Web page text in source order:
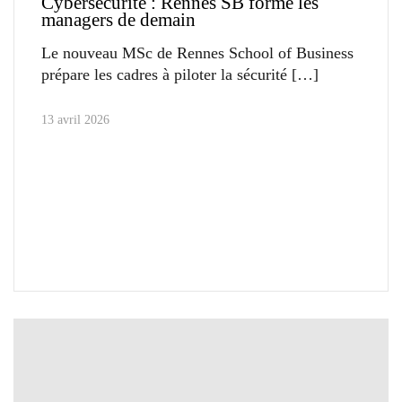
managers de demain
Le nouveau MSc de Rennes School of Business
prépare les cadres à piloter la sécurité
13 avril 2026